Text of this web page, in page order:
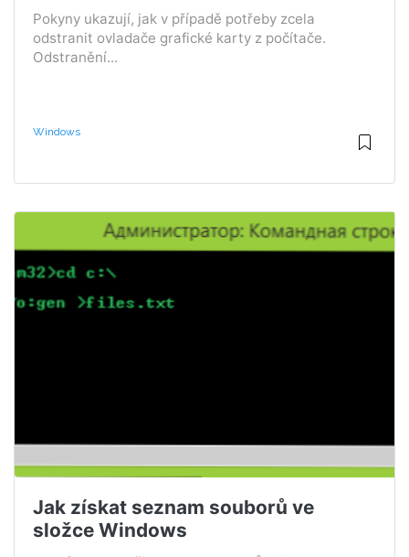
Pokyny ukazují, jak v případě potřeby zcela
odstranit ovladače grafické karty z počítače.
Odstranění...
Windows
Jak získat seznam souborů ve
složce Windows